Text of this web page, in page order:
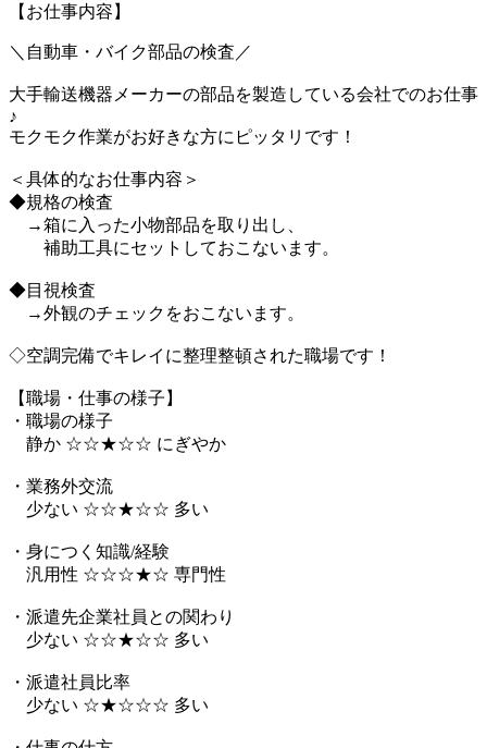
【お仕事内容】
＼自動車・バイク部品の検査／
大手輸送機器メーカーの部品を製造している会社でのお仕事
♪
モクモク作業がお好きな方にピッタリです！
＜具体的なお仕事内容＞
◆規格の検査
→箱に入った小物部品を取り出し、
補助工具にセットしておこないます。
◆目視検査
→外観のチェックをおこないます。
◇空調完備でキレイに整理整頓された職場です！
【職場・仕事の様子】
・職場の様子
静か ☆☆★☆☆ にぎやか
・業務外交流
少ない ☆☆★☆☆ 多い
・身につく知識/経験
汎用性 ☆☆☆★☆ 専門性
・派遣先企業社員との関わり
少ない ☆☆★☆☆ 多い
・派遣社員比率
少ない ☆★☆☆☆ 多い